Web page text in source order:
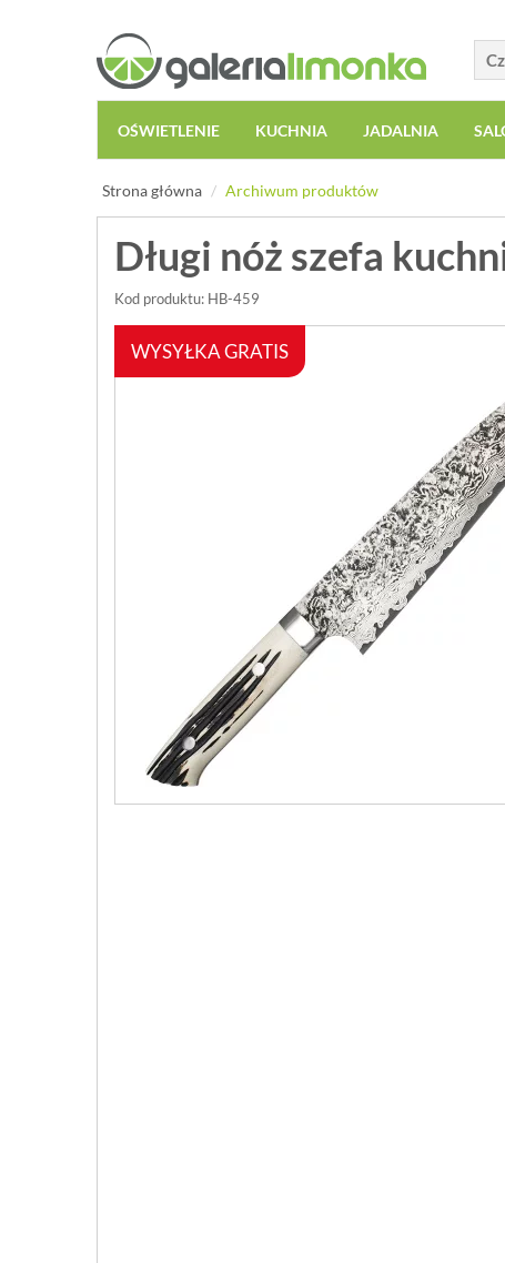
OŚWIETLENIE KUCHNIA JADALNIA
Strona główna Archiwum produktów
Długi nóż szefa
Kod produktu: HB-459
WYSYŁKA GRATIS